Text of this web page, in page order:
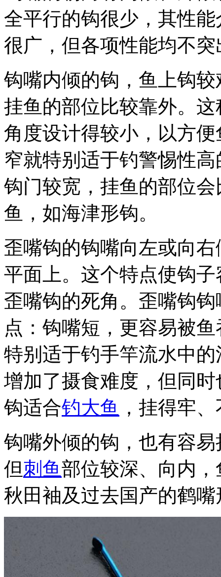
全平行的钩很少，其性
很广，但各项性能均不突
钩嘴内倾的钩，鱼上钩
挂鱼的部位比较靠外。
角度设计得较小，以方
窄就特别适于钓警惕性
钩门较宽，挂鱼的部位
鱼，如海津形钩。
歪嘴钩的钩嘴向左或向
平面上。这个特点使钩
歪嘴钩的死角。歪嘴钩
点：钩嘴短，更容易被
特别适于钓手竿流水中
增加了摄食难度，但同
钩适合钓大鱼 ，挂得牢
钩嘴外倾的钩，也有容
但刺鱼部位较深、向内
秋田袖及过去国产的鹤